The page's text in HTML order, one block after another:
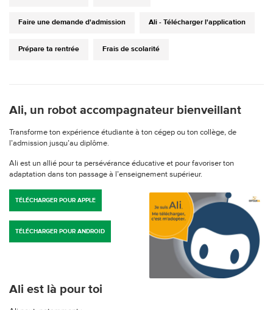
Faire une demande d'admission Ali - Télécharger l'application
Prépare ta rentrée Frais de scolarité
Ali, un robot accompagnateur bienveillant
Transforme ton expérience étudiante à ton cégep ou ton collège, de
l’admission jusqu’au diplôme.
Ali est un allié pour ta persévérance éducative et pour favoriser ton
adaptation dans ton passage à l’enseignement supérieur.
TÉLÉCHARGER POUR APPLE
TÉLÉCHARGER POUR ANDROID
Ali est là pour toi